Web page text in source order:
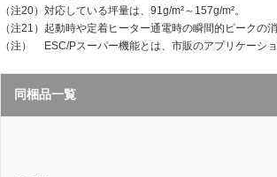
（注20） 対応している坪量は、91g/m²～157g/m²。
（注21） 起動時や定着ヒーター通電時の瞬間的ピークの
（注）
ESC/Pスーパー機能とは、市販のアプリケーシ
同梱品一覧